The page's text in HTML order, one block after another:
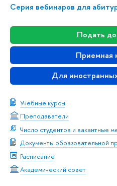
Серия вебинаров для
Подать
Приемная
Для
Учебные курсы
Преподаватели
Число студентов и вакантные
Документы образовательной
Расписание
Академический совет